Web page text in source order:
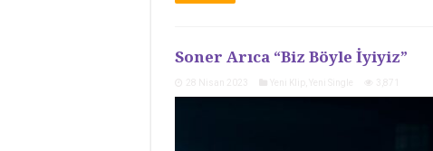
Soner Arıca “Biz Böyle İyiyiz”